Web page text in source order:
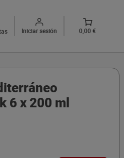
Iniciar sesión 0,00 €
6 x 200 ml